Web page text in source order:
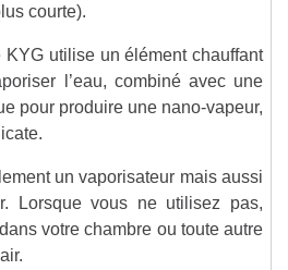
courte).
KYG utilise un élément chauffant
l’eau, combiné avec une
pour produire une nano-vapeur,
un vaporisateur mais aussi
Lorsque vous ne utilisez pas,
votre chambre ou toute autre